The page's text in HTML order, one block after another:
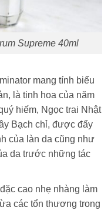
Supreme 40ml
mang tính biểu
là tinh hoa của năm
hiếm, Ngọc trai Nhật
Bạch chỉ, được đẩy
của làn da cũng như
da trước những tác
cao nhẹ nhàng làm
các tổn thương trong